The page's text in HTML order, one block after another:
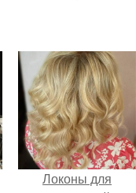
Локоны для